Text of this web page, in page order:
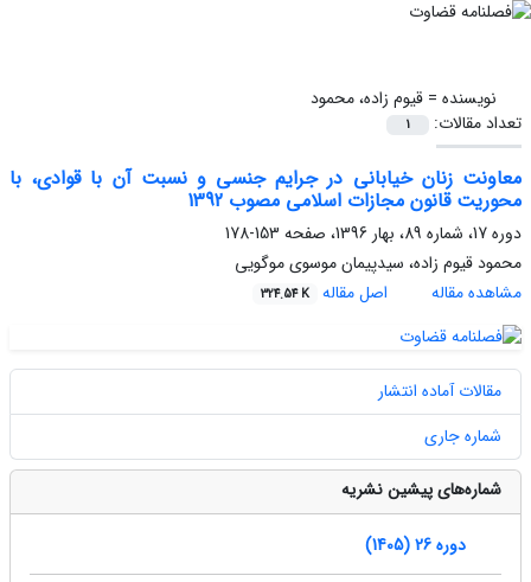
نویسنده =قیوم زاده، محمود
تعداد مقالات:
1
معاونت زنان خیابانی در جرایم جنسی و نسبت آن با قوادی، با
محوریت قانون مجازات اسلامی مصوب 1392
دوره 17، شماره 89، بهار 1396، صفحه
153-178
محمود قیوم زاده، سیدپیمان موسوی موگویی
مشاهده مقاله
اصل مقاله 324.54 K
مقالات آماده انتشار
شماره جاری
شماره‌های پیشین نشریه
دوره 26 (1405)